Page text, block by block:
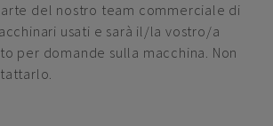
del nostro team commerciale di
usati e sarà il/la vostro/a
per domande sulla macchina. Non